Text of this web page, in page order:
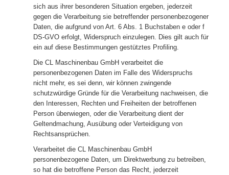
sich aus ihrer besonderen Situation ergeben, jederzeit
gegen die Verarbeitung sie betreffender personenbezogener
Daten, die aufgrund von Art. 6 Abs. 1 Buchstaben e oder f
DS-GVO erfolgt, Widerspruch einzulegen. Dies gilt auch für
ein auf diese Bestimmungen gestütztes Profiling.
Die CL Maschinenbau GmbH verarbeitet die
personenbezogenen Daten im Falle des Widerspruchs
nicht mehr, es sei denn, wir können zwingende
schutzwürdige Gründe für die Verarbeitung nachweisen, die
den Interessen, Rechten und Freiheiten der betroffenen
Person überwiegen, oder die Verarbeitung dient der
Geltendmachung, Ausübung oder Verteidigung von
Rechtsansprüchen.
Verarbeitet die CL Maschinenbau GmbH
personenbezogene Daten, um Direktwerbung zu betreiben,
so hat die betroffene Person das Recht, jederzeit